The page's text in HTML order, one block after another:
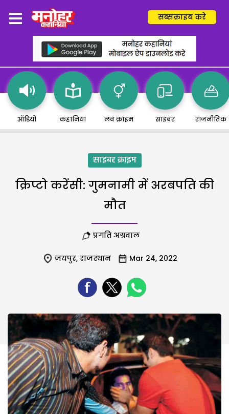
सब्सक्राइब करें
ऑडियो कहानियां लव क्राइम साइबर राजनीतिक
साइबर क्राइम
क्रिप्टो करेंसी: गुमनामी में अरबपति की
मौत
प्रगति अग्रवाल
जयपुर, राजस्थान Mar 24, 2022